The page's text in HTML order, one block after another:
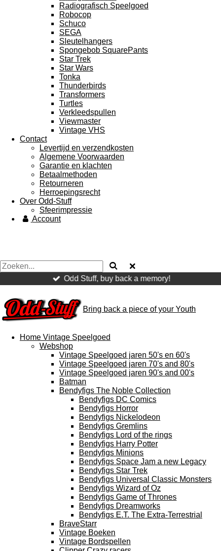
Radiografisch Speelgoed
Robocop
Schuco
SEGA
Sleutelhangers
Spongebob SquarePants
Star Trek
Star Wars
Tonka
Thunderbirds
Transformers
Turtles
Verkleedspullen
Viewmaster
Vintage VHS
Contact
Levertijd en verzendkosten
Algemene Voorwaarden
Garantie en klachten
Betaalmethoden
Retourneren
Herroepingsrecht
Over Odd-Stuff
Sfeerimpressie
Account
Odd Stuff, buy back a memory!
Bring back a piece of your Youth
Home Vintage Speelgoed
Webshop
Vintage Speelgoed jaren 50's en 60's
Vintage Speelgoed jaren 70's and 80's
Vintage Speelgoed jaren 90's and 00's
Batman
Bendyfigs The Noble Collection
Bendyfigs DC Comics
Bendyfigs Horror
Bendyfigs Nickelodeon
Bendyfigs Gremlins
Bendyfigs Lord of the rings
Bendyfigs Harry Potter
Bendyfigs Minions
Bendyfigs Space Jam a new Legacy
Bendyfigs Star Trek
Bendyfigs Universal Classic Monsters
Bendyfigs Wizard of Oz
Bendyfigs Game of Thrones
Bendyfigs Dreamworks
Bendyfigs E.T. The Extra-Terrestrial
BraveStarr
Vintage Boeken
Vintage Bordspellen